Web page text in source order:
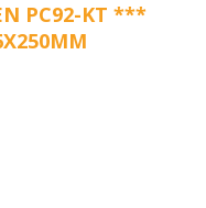
PC92-KT ***